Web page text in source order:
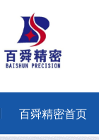
百舜精密首页